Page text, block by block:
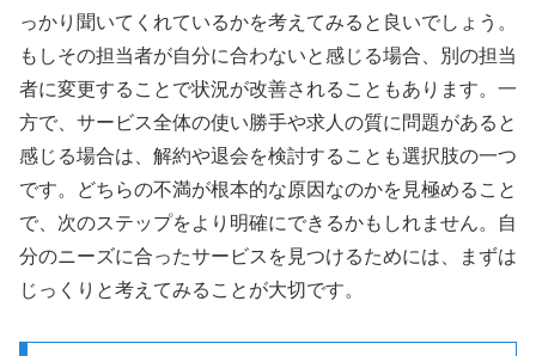
っかり聞いてくれているかを考えてみると良いでしょう。
もしその担当者が自分に合わないと感じる場合、別の担当
者に変更することで状況が改善されることもあります。一
方で、サービス全体の使い勝手や求人の質に問題があると
感じる場合は、解約や退会を検討することも選択肢の一つ
です。どちらの不満が根本的な原因なのかを見極めること
で、次のステップをより明確にできるかもしれません。自
分のニーズに合ったサービスを見つけるためには、まずは
じっくりと考えてみることが大切です。